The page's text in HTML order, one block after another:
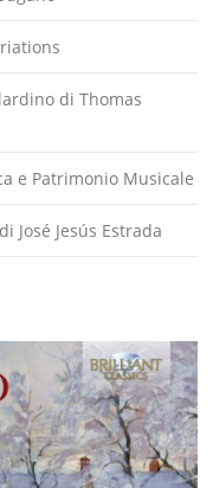
di Thomas
e Patrimonio Musicale
José Jesús Estrada